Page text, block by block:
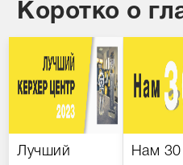
Коротко о
Лучший
Нам 30